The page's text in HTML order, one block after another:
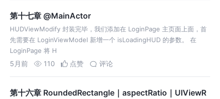
第十七章 @MainActor
HUDViewModify 封装完毕，我们添加在 LoginPage 主页面上面，首
先需要在 LoginViewModel 新增一个 isLoadingHUD 的参数。 在
LoginPage 将 H
5月前 110 点赞 评论
第十六章 RoundedRectangle｜aspectRatio｜UIViewR